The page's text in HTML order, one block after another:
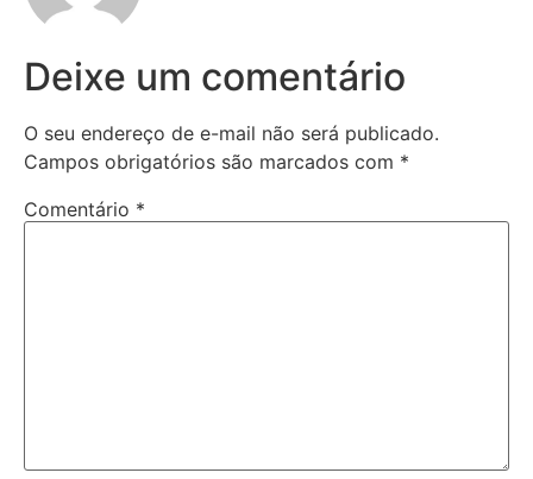
Deixe um comentário
O seu endereço de e-mail não será publicado.
Campos obrigatórios são marcados com *
Comentário *